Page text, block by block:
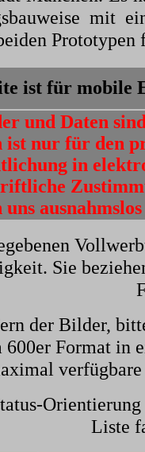
mit
ist für mobile
und Daten
ist nur für den
in
Sie
der Bilder,
Format in
Liste